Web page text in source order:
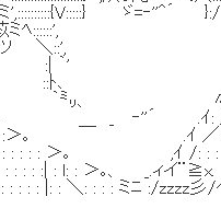
',::::::::::{V:::::} ゞ
筏う苡ミﾍ::::::', /´,
ヽ辷ツ ＼::', /
＼ :| ｀' ∥/
〃/ ''´. ｌ
｀㍉、
.ｲ: /:
｡ ￣ .ｲ
: : : ＞｡ ,ｲ
l: : ＞｡、 _.ィ
＼: : : : ミﾆ :/zzzz